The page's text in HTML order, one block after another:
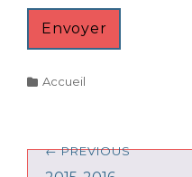
Categories
Accueil
← PREVIOUS